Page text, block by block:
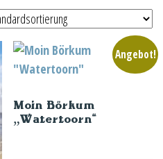
Angebot!
Moin Börkum
„Watertoorn“